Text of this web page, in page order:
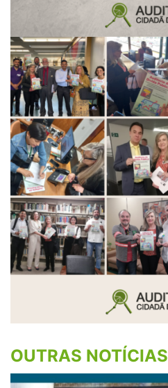
OUTRAS NOTÍCIAS